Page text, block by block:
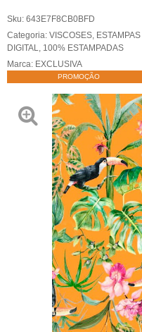
Sku: 643E7F8CB0BFD
Categoria: VISCOSES, ESTAMPAS
DIGITAL, 100% ESTAMPADAS
Marca: EXCLUSIVA
PROMOÇÃO